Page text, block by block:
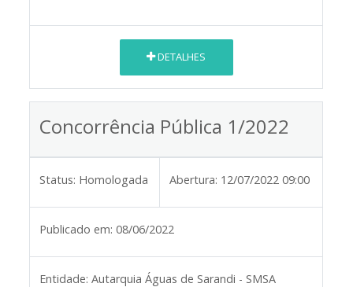
DETALHES
Concorrência Pública 1/2022
Status: Homologada Abertura: 12/07/2022 09:00
Publicado em: 08/06/2022
Entidade: Autarquia Águas de Sarandi - SMSA